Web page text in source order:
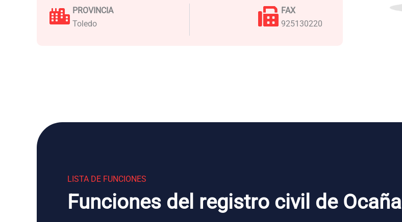
PROVINCIA
Toledo
FAX
925130220
LISTA DE FUNCIONES
Funciones del registro civil de Ocaña